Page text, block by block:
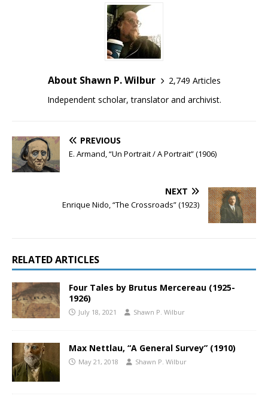
About Shawn P. Wilbur
2,749 Articles
Independent scholar, translator and archivist.
PREVIOUS
E. Armand, “Un Portrait / A Portrait” (1906)
NEXT
Enrique Nido, “The Crossroads” (1923)
RELATED ARTICLES
Four Tales by Brutus Mercereau (1925-
1926)
July 18, 2021 Shawn P. Wilbur
Max Nettlau, “A General Survey” (1910)
May 21, 2018 Shawn P. Wilbur